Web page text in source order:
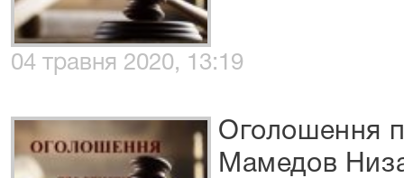
04 травня 2020, 13:19
Оголошення
Мамедов